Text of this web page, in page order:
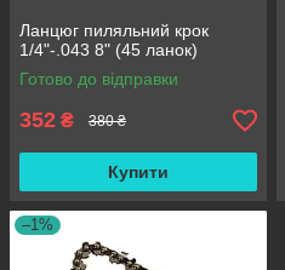
Ланцюг пиляльний крок
1/4"-.043 8" (45 ланок)
Готово до відправки
352 ₴ 380 ₴
Купити
–1%